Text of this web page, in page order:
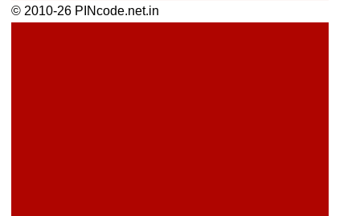
© 2010-26 PINcode.net.in